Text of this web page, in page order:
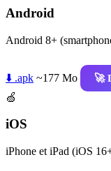
Android
Android 8+
⬇️ .apk ~177 Mo
🚀
🍏
iOS
iPhone et iPad (iOS